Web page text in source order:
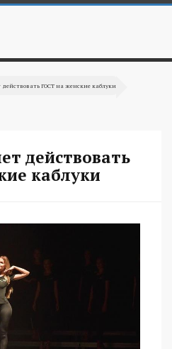
действовать ГОСТ на женские каблуки
действовать
каблуки